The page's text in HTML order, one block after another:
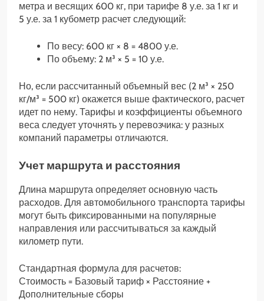
метра и весящих 600 кг, при тарифе 8 у.е. за 1 кг и
5 у.е. за 1 кубометр расчет следующий:
По весу: 600 кг × 8 = 4800 у.е.
По объему: 2 м³ × 5 = 10 у.е.
Но, если рассчитанный объемный вес (2 м³ × 250
кг/м³ = 500 кг) окажется выше фактического, расчет
идет по нему. Тарифы и коэффициенты объемного
веса следует уточнять у перевозчика: у разных
компаний параметры отличаются.
Учет маршрута и расстояния
Длина маршрута определяет основную часть
расходов. Для автомобильного транспорта тарифы
могут быть фиксированными на популярные
направления или рассчитываться за каждый
километр пути.
Стандартная формула для расчетов:
Стоимость = Базовый тариф × Расстояние +
Дополнительные сборы